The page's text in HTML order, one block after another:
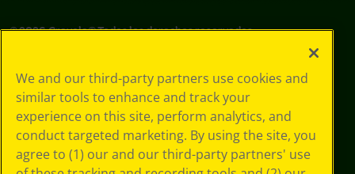
©2026Crayola® Todos los derechos reservados.
de privacidad
Política de
privacidad
Términos de SMS
GDPR
Aviso de
We and our third-party partners use cookies and
similar tools to enhance and track your
experience on this site, perform analytics, and
conduct targeted marketing. By using the site, you
agree to (1) our and our third-party partners' use